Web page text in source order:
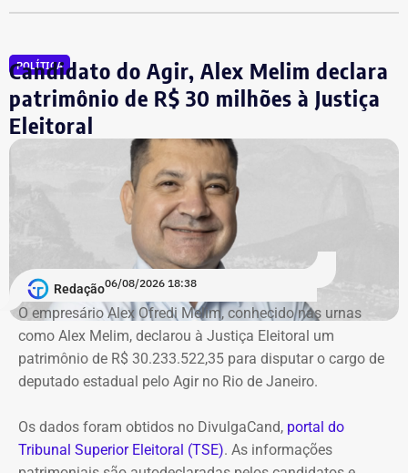
imediata execução da sentença. Além da comunicação à
Justiça Eleitoral, o órgão pede a inclusão do nome de
Garotinho no Cadastro Nacional de Condenados por Ato
de Improbidade Administrativa.
Garotinho também foi multado
O órgão também requer que o ex-governador seja
intimado a quitar os valores da condenação. Segundo os
cálculos atualizados apresentados à Justiça, o
ressarcimento ao erário, originalmente fixado em R$
234,4 milhões, chega hoje a R$ 2,55 bilhões. O MP ainda
cobra R$ 778,9 mil de multa civil e R$ 11,9 milhões por
danos morais coletivos.
Globo”
POLÍTICA
Candidato do Agir, Alex Melim declara
patrimônio de R$ 30 milhões à Justiça
Eleitoral
Redação06/08/2026 18:38
O empresário Alex Ofredi Melim, conhecido nas urnas
como Alex Melim, declarou à Justiça Eleitoral um
patrimônio de R$ 30.233.522,35 para disputar o cargo de
deputado estadual pelo Agir no Rio de Janeiro.
Os dados foram obtidos no DivulgaCand, portal do
Tribunal Superior Eleitoral (TSE). As informações